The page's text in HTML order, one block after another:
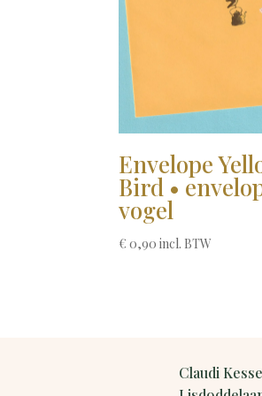
Envelope
Bird •
vogel
€ 0,90 incl. BTW
Claudi